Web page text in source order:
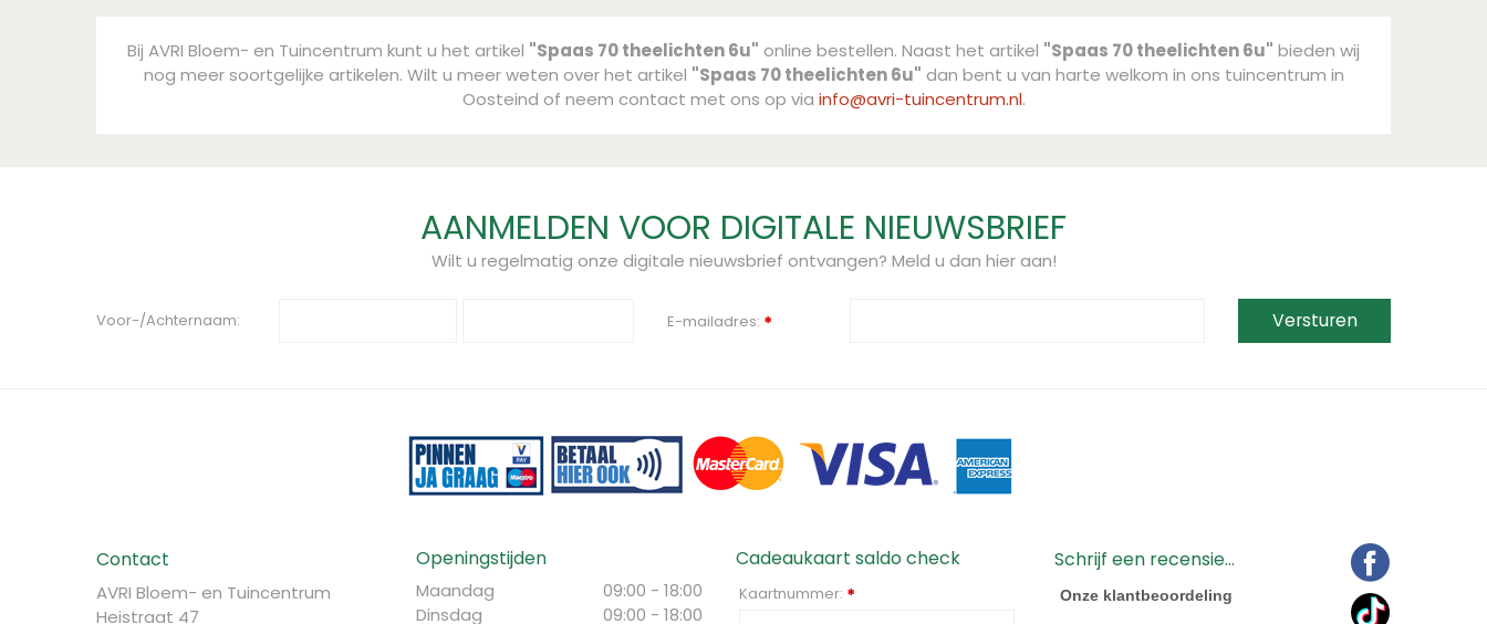
Bij AVRI Bloem- en Tuincentrum kunt u het artikel "Spaas 70 theelichten 6u" online bestellen. Naast het artikel "Spaas 70 theelichten 6u" bieden wij
nog meer soortgelijke artikelen. Wilt u meer weten over het artikel "Spaas 70 theelichten 6u" dan bent u van harte welkom in ons tuincentrum in
Oosteind of neem contact met ons op via info@avri-tuincentrum.nl.
AANMELDEN VOOR DIGITALE NIEUWSBRIEF
Wilt u regelmatig onze digitale nieuwsbrief ontvangen? Meld u dan hier aan!
Voor-/Achternaam: E-mailadres: *
Contact
AVRI Bloem- en Tuincentrum
Heistraat 47
Openingstijden
Maandag
09:00 - 18:00
Dinsdag
09:00 - 18:00
Cadeaukaart saldo check
Kaartnummer: *
Schrijf een recensie...